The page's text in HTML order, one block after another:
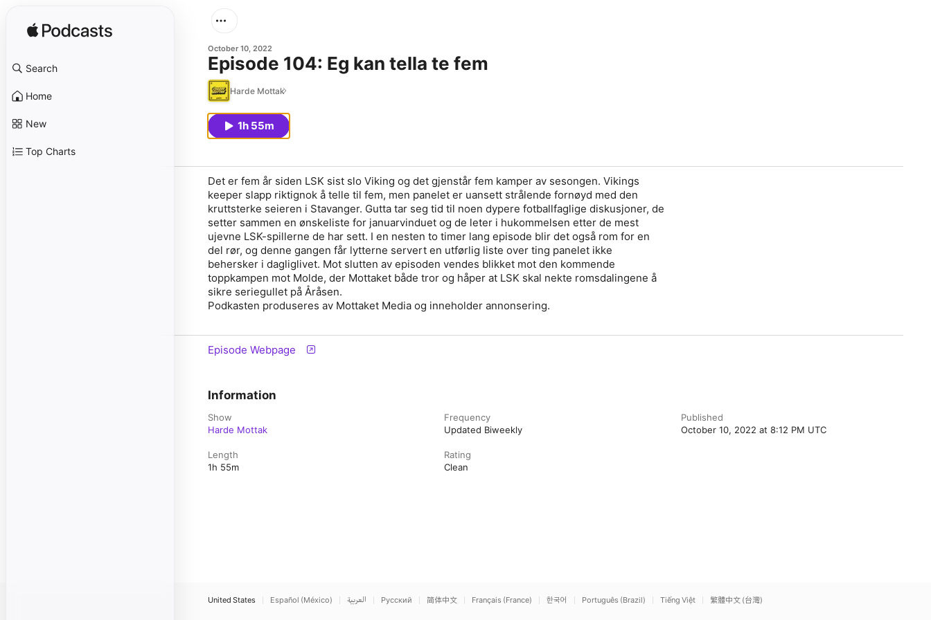
Search
Home
New
Top Charts
October 10, 2022
Episode 104: Eg kan tella te fem
Harde Mottak
1h 55m
Det er fem år siden LSK sist slo Viking og det gjenstår fem kamper av sesongen. Vikings
keeper slapp riktignok å telle til fem, men panelet er uansett strålende fornøyd med den
kruttsterke seieren i Stavanger. Gutta tar seg tid til noen dypere fotballfaglige diskusjoner, de
setter sammen en ønskeliste for januarvinduet og de leter i hukommelsen etter de mest
ujevne LSK-spillerne de har sett. I en nesten to timer lang episode blir det også rom for en
del rør, og denne gangen får lytterne servert en utførlig liste over ting panelet ikke
behersker i dagliglivet. Mot slutten av episoden vendes blikket mot den kommende
toppkampen mot Molde, der Mottaket både tror og håper at LSK skal nekte romsdalingene å
sikre seriegullet på Åråsen.
Podkasten produseres av Mottaket Media og inneholder annonsering.
Episode Webpage
Information
Show
Harde Mottak
Frequency
Updated Biweekly
Published
October 10, 2022 at 8:12 PM UTC
Length
1h 55m
Rating
Clean
United States Español (México) العربية Русский 简体中文 Français (France) 한국어 Português (Brazil) Tiếng Việt 繁體中文 (台灣)